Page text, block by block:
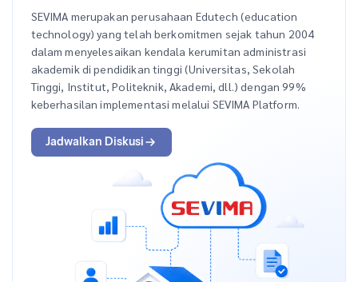
SEVIMA merupakan perusahaan Edutech (education
technology) yang telah berkomitmen sejak tahun 2004
dalam menyelesaikan kendala kerumitan administrasi
akademik di pendidikan tinggi (Universitas, Sekolah
Tinggi, Institut, Politeknik, Akademi, dll.) dengan 99%
keberhasilan implementasi melalui SEVIMA Platform.
Jadwalkan Diskusi